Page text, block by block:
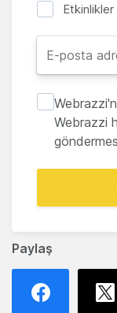
Paylaş
Etkinlikler
Webrazzi